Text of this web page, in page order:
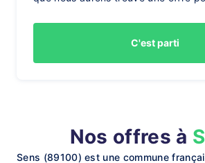
C'est parti
Nos offres à
Sens (89100) est une commune